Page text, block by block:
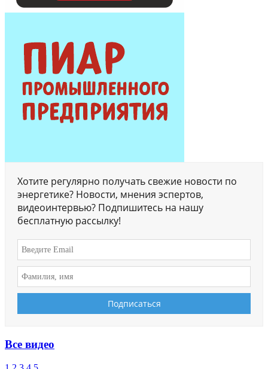
Хотите регулярно получать свежие новости по
энергетике? Новости, мнения эспертов,
видеоинтервью? Подпишитесь на нашу
бесплатную рассылку!
Все видео